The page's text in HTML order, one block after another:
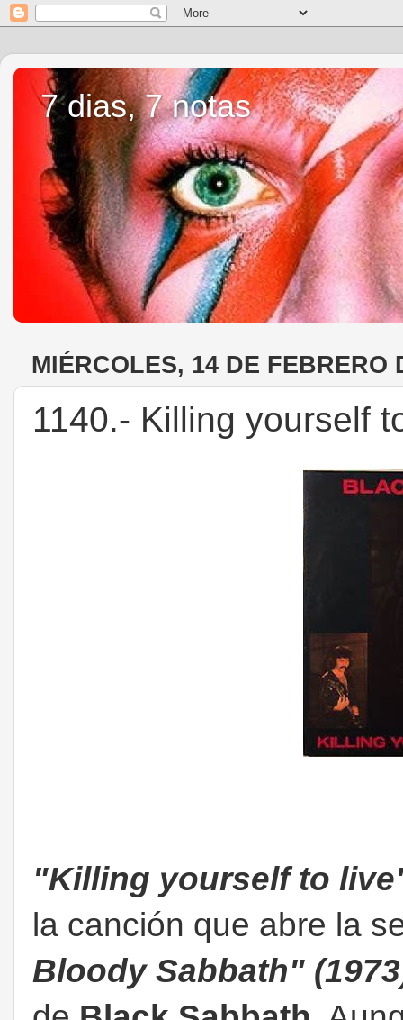
7 dias, 7 notas
MIÉRCOLES, 14 DE FEBRERO
1140.- Killing yourself
"Killing yourself to
la canción que abre la
Bloody Sabbath"